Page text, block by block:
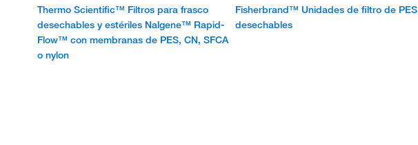
Thermo Scientific™ Filtros para frasco
desechables y estériles Nalgene™ Rapid-
Flow™ con membranas de PES, CN, SFCA
o nylon
Fisherbrand™ Unidades de filtro de PES
desechables